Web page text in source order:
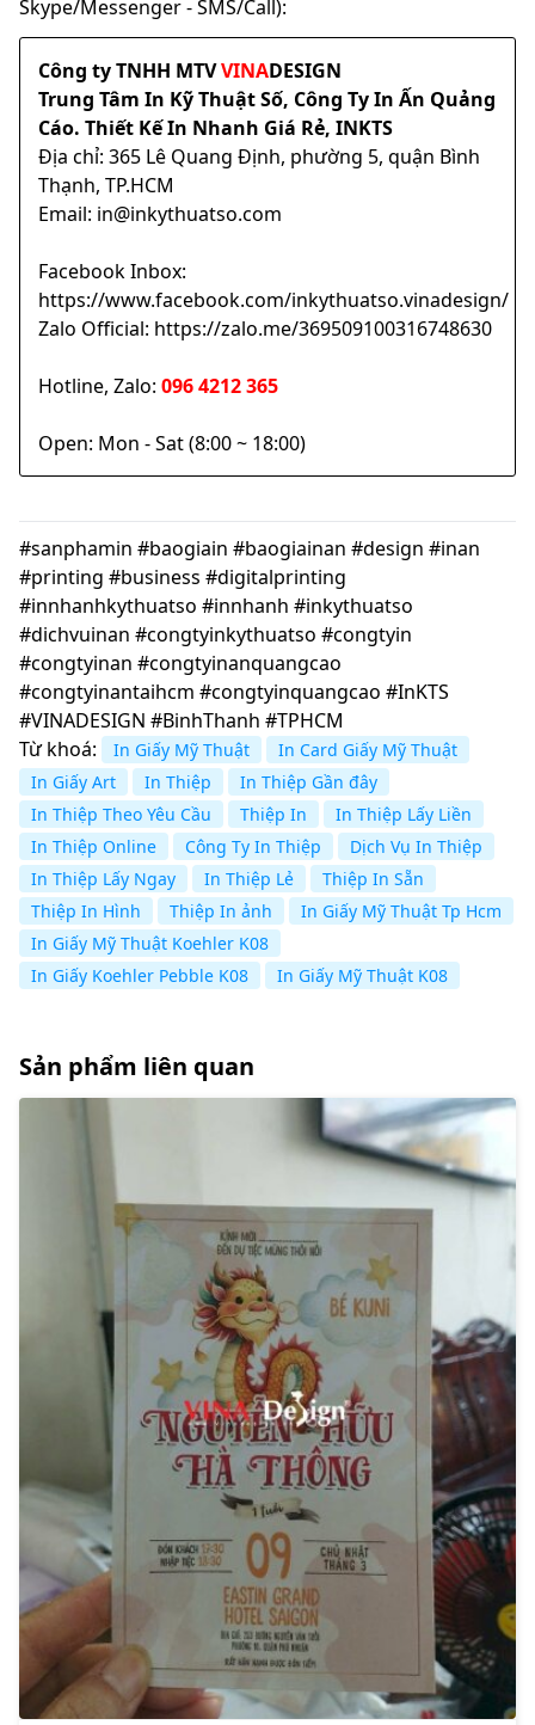
Skype/Messenger - SMS/Call):
Công ty TNHH MTVVINADESIGN
Trung Tâm In Kỹ Thuật Số, Công Ty In Ấn Quảng
Cáo. Thiết Kế In Nhanh Giá Rẻ, INKTS
Địa chỉ: 365 Lê Quang Định, phường 5, quận Bình
Thạnh, TP.HCM
Email: in@inkythuatso.com
Facebook Inbox:
https://www.facebook.com/inkythuatso.vinadesign/
Zalo Official: https://zalo.me/369509100316748630
Hotline, Zalo: 096 4212 365
Open: Mon - Sat (8:00 ~ 18:00)
#sanphamin #baogiain #baogiainan #design #inan
#printing #business #digitalprinting
#innhanhkythuatso #innhanh #inkythuatso
#dichvuinan #congtyinkythuatso #congtyin
#congtyinan #congtyinanquangcao
#congtyinantaihcm #congtyinquangcao #InKTS
#VINADESIGN #BinhThanh #TPHCM
Từ khoá:
In Giấy Mỹ Thuật
In Card Giấy Mỹ Thuật
In Giấy Art
In Thiệp
In Thiệp Gần đây
In Thiệp Theo Yêu Cầu
Thiệp In
In Thiệp Lấy Liền
In Thiệp Online
Công Ty In Thiệp
Dịch Vụ In Thiệp
In Thiệp Lấy Ngay
In Thiệp Lẻ
Thiệp In Sẵn
Thiệp In Hình
Thiệp In ảnh
In Giấy Mỹ Thuật Tp Hcm
In Giấy Mỹ Thuật Koehler K08
In Giấy Koehler Pebble K08
In Giấy Mỹ Thuật K08
Sản phẩm liên quan